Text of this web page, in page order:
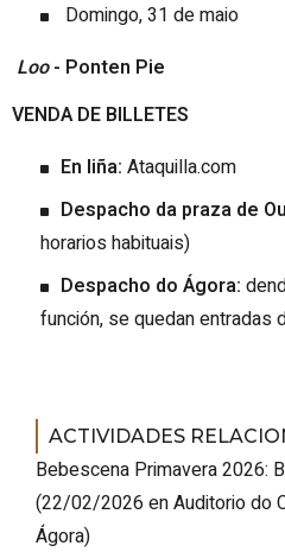
Domingo, 31 de maio
Loo- Ponten Pie
VENDA DE BILLETES
En liña: Ataquilla.com
Despacho da praza de
horarios habituais)
Despacho do Ágora:
función, se quedan entradas
ACTIVIDADES
Bebescena Primavera 2026:
(22/02/2026 en Auditorio do
Ágora)